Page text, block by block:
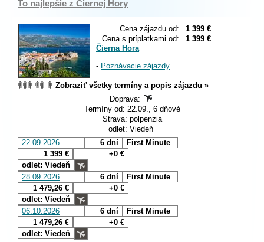
To najlepšie z Čiernej Hory
Cena zájazdu od:
1 399 €
Cena s príplatkami od:
1 399 €
Čierna Hora
- Poznávacie zájazdy
Zobraziť všetky termíny a popis zájazdu »
Doprava:
Termíny od: 22.09., 6 dňové
Strava: polpenzia
odlet: Viedeň
22.09.2026
6 dní
First Minute
1 399 €
+0 €
odlet: Viedeň
28.09.2026
6 dní
First Minute
1 479,26 €
+0 €
odlet: Viedeň
06.10.2026
6 dní
First Minute
1 479,26 €
+0 €
odlet: Viedeň